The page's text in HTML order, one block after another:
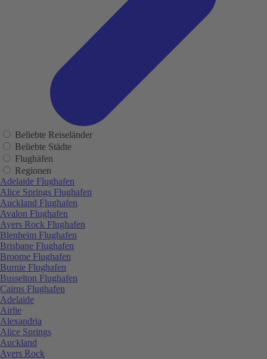
Beliebte Reiseländer
Beliebte Städte
Flughäfen
Regionen
Adelaide Flughafen
Alice Springs Flughafen
Auckland Flughafen
Avalon Flughafen
Ayers Rock Flughafen
Blenheim Flughafen
Brisbane Flughafen
Broome Flughafen
Burnie Flughafen
Busselton Flughafen
Cairns Flughafen
Adelaide
Airlie
Alexandria
Alice Springs
Auckland
Ayers Rock